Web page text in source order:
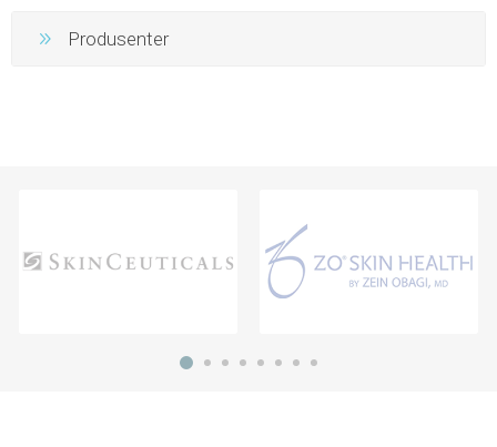
Produsenter